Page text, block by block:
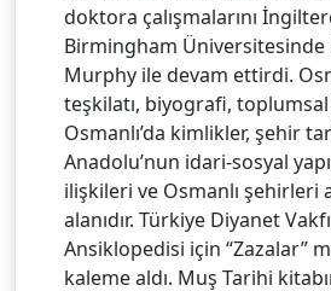
doktora çalışmalarını
Birmingham Üniversitesinde
Murphy ile devam ettirdi.
teşkilatı, biyografi,
Osmanlı’da kimlikler, şehir
Anadolu’nun idari-sosyal
ilişkileri ve Osmanlı şehirleri
alanıdır. Türkiye Diyanet
Ansiklopedisi için “Zazalar”
kaleme aldı. Muş Tarihi